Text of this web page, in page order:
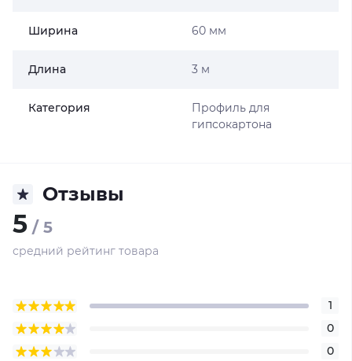
Ширина 60 мм
Длина 3 м
Категория
Профиль для
гипсокартона
Отзывы
5 / 5
средний рейтинг товара
1
0
0